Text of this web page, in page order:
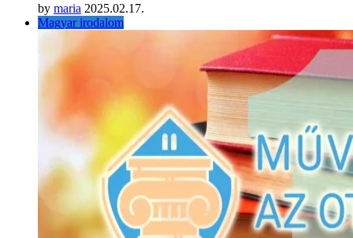
by maria 2025.02.17.
Magyar irodalom